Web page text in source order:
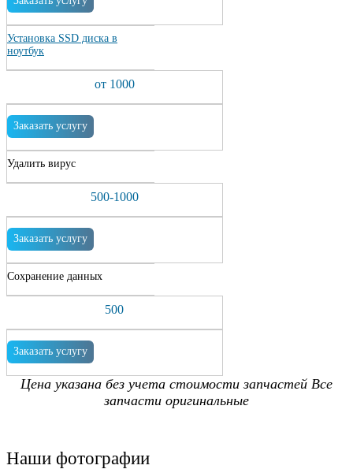
Установка SSD диска в
ноутбук
от 1000
Заказать услугу
Удалить вирус
500-1000
Заказать услугу
Сохранение данных
500
Заказать услугу
Цена указана без учета стоимости запчастей Все
запчасти оригинальные
Наши фотографии